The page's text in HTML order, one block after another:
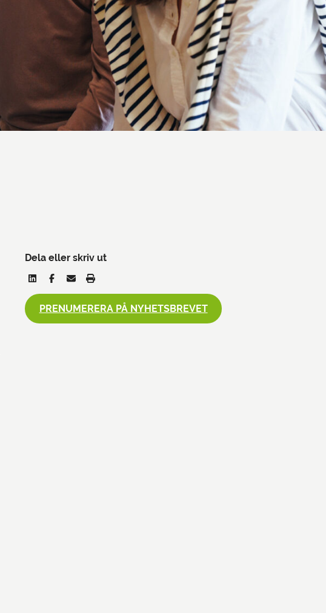
Dela eller skriv ut
PRENUMERERA PÅ NYHETSBREVET